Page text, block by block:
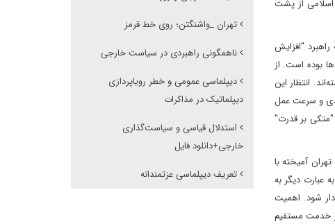
اسلامی از پشت
"افزایش
بوده است. از
انتظار این
و سرعت عمل
"متکی بر قدرت"
آمیخته با
عبارت دیگر به
شود. اهمیت
خدمت مستقیم
تهران _واشنگتن؛ روی خط قرمز
ناهمگونی راهبردی در سیاست خارجی
دیپلماسی عمومی و خطر رویاپردازی
دیپلماتیک در مذاکرات
استدلال قیاسی و سیاست‌گذاری
خارجی+دانلود فایل
تعریف دیپلماسی عزتمندانه